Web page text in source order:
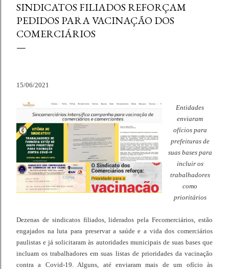
SINDICATOS FILIADOS REFORÇAM
PEDIDOS PARA VACINAÇÃO DOS
COMERCIÁRIOS
15/06/2021
Entidades
enviaram
ofícios para
prefeituras de
suas bases para
incluir os
trabalhadores
como
prioritários
Dezenas de sindicatos filiados, liderados pela Fecomerciários, estão
engajados na luta para preservar a saúde e a vida dos comerciários
paulistas e já solicitaram às autoridades municipais de suas bases que
incluam os trabalhadores em suas listas de prioridades da vacinação
contra a Covid-19. Alguns, até enviaram mais de um ofício às